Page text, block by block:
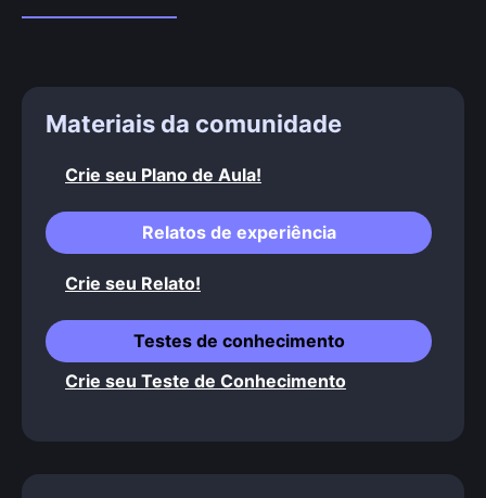
Materiais da comunidade
Crie seu Plano de Aula!
Relatos de experiência
Crie seu Relato!
Testes de conhecimento
Crie seu Teste de Conhecimento